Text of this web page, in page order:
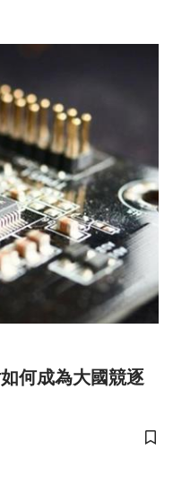
何成為大國競逐
儲